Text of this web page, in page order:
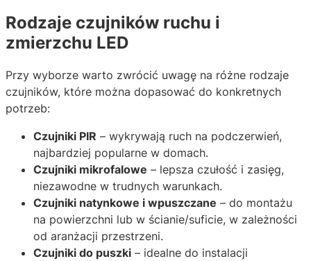
Rodzaje czujników ruchu i
zmierzchu LED
Przy wyborze warto zwrócić uwagę na różne rodzaje
czujników, które można dopasować do konkretnych
potrzeb:
Czujniki PIR – wykrywają ruch na podczerwień,
najbardziej popularne w domach.
Czujniki mikrofalowe – lepsza czułość i zasięg,
niezawodne w trudnych warunkach.
Czujniki natynkowe i wpuszczane – do montażu
na powierzchni lub w ścianie/suficie, w zależności
od aranżacji przestrzeni.
Czujniki do puszki – idealne do instalacji